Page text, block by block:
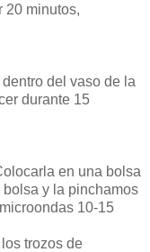
20 minutos,
del vaso de la
durante 15
en una bolsa
y la pinchamos
10-15
trozos de